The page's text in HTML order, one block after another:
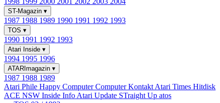
ST-Magazin ▾
1987 1988 1989 1990 1991 1992 1993
TOS ▾
1990 1991 1992 1993
Atari Inside ▾
1994 1995 1996
ATARImagazin ▾
1987 1988 1989
Atari Phile Happy ComputerComputer Kontakt Atari Times Hitdisk
ACE NSW Inside Info Atari Update STraight Up atos